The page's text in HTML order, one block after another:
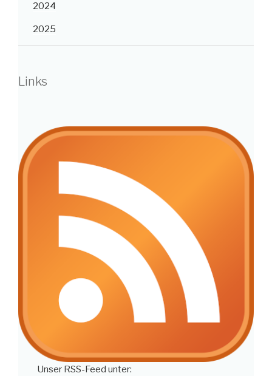
2024
2025
Links
Unser RSS-Feed unter: